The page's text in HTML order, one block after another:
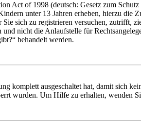
Act of 1998 (deutsch: Gesetz zum
unter 13 Jahren erheben, hierzu
sich zu registrieren versuchen, zutrifft,
und nicht die Anlaufstelle für
behandelt werden.
komplett ausgeschaltet hat, damit sich
wurden. Um Hilfe zu erhalten, wenden